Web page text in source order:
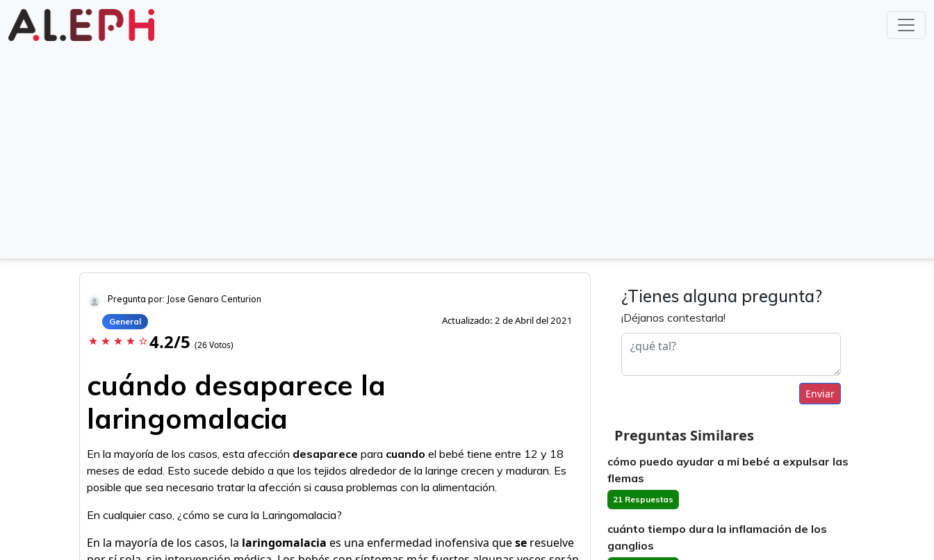
Pregunta por: Jose Genaro Centurion
General Actualizado: 2 de Abril del 2021
star star star star star_border 4.2/5 (26 Votos)
cuándo desaparece la
laringomalacia
En la mayoría de los casos, esta afección desaparece para cuando el bebé tiene entre 12 y 18
meses de edad. Esto sucede debido a que los tejidos alrededor de la laringe crecen y maduran. Es
posible que sea necesario tratar la afección si causa problemas con la alimentación.
En cualquier caso, ¿cómo se cura la Laringomalacia?
En la mayoría de los casos, la laringomalacia es una enfermedad inofensiva quese resuelve
¿Tienes alguna pregunta?
¡Déjanos contestarla!
Enviar
Preguntas Similares
cómo puedo ayudar a mi bebé a expulsar las
flemas
21 Respuestas
cuánto tiempo dura la inflamación de los
ganglios